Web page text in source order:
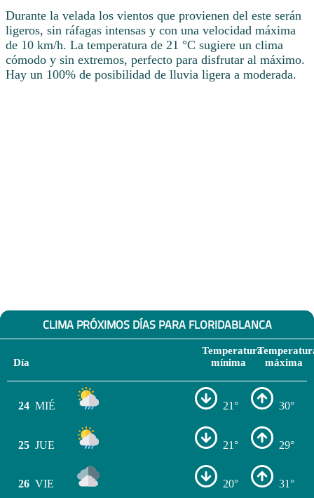
Durante la velada los vientos que provienen del este serán
ligeros, sin ráfagas intensas y con una velocidad máxima
de 10 km/h. La temperatura de 21 °C sugiere un clima
cómodo y sin extremos, perfecto para disfrutar al máximo.
Hay un 100% de posibilidad de lluvia ligera a moderada.
CLIMA PRÓXIMOS DÍAS PARA FLORIDABLANCA
Día
Temperatura
mínima
máxima
24 MIÉ 21° 30°
25 JUE 21° 29°
26 VIE 20° 31°